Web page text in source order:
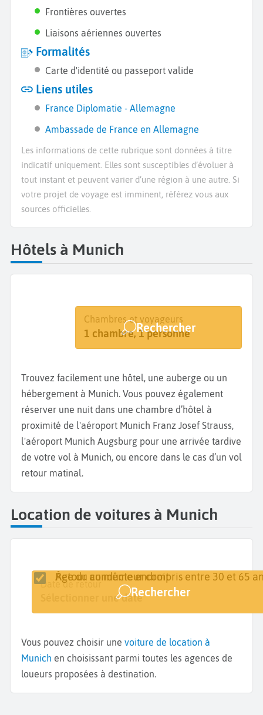
Frontières ouvertes
Liaisons aériennes ouvertes
Formalités
Carte d'identité ou passeport valide
Liens utiles
France Diplomatie - Allemagne
Ambassade de France en Allemagne
Les informations de cette rubrique sont données à titre
indicatif uniquement. Elles sont susceptibles d’évoluer à
tout instant et peuvent varier d’une région à une autre. Si
votre projet de voyage est imminent, référez vous aux
sources officielles.
Hôtels à Munich
Destination
Munich
Dates
Dates de votre séjour
Chambres et voyageurs
1 chambre, 1 personne
Rechercher
Trouvez facilement une hôtel, une auberge ou un
hébergement à Munich. Vous pouvez également
réserver une nuit dans une chambre d’hôtel à
proximité de l'aéroport Munich Franz Josef Strauss,
l'aéroport Munich Augsburg pour une arrivée tardive
de votre vol à Munich, ou encore dans le cas d’un vol
retour matinal.
Location de voitures à Munich
Lieu de retrait
Date de retrait
Sélectionner une date
Date de retour
Sélectionner une date
Retour au même endroit
Âge du conducteur compris entre 30 et 65
Rechercher
Vous pouvez choisir une voiture de location à
Munich en choisissant parmi toutes les agences de
loueurs proposées à destination.